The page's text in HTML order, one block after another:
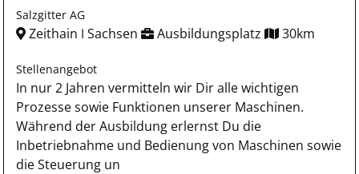
Salzgitter AG
Zeithain ǀ Sachsen Ausbildungsplatz 30km
Stellenangebot
In nur 2 Jahren vermitteln wir Dir alle wichtigen
Prozesse sowie Funktionen unserer Maschinen.
Während der Ausbildung erlernst Du die
Inbetriebnahme und Bedienung von Maschinen sowie
die Steuerung un